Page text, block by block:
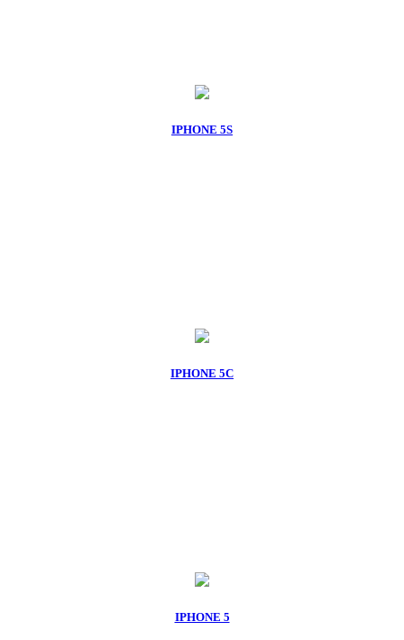
IPHONE 5S
IPHONE 5C
IPHONE 5